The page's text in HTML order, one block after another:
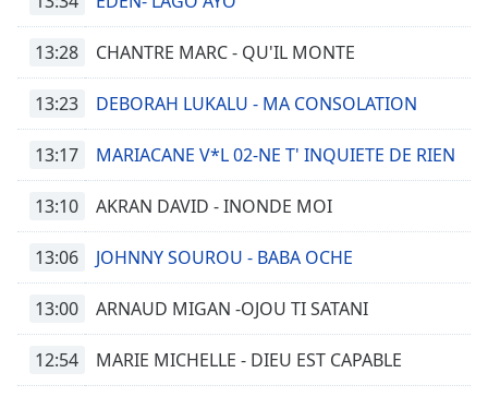
13:28 CHANTRE MARC - QU'IL MONTE
13:23 DEBORAH LUKALU - MA CONSOLATION
13:17 MARIACANE V*L 02-NE T' INQUIETE DE RIEN
13:10 AKRAN DAVID - INONDE MOI
13:06 JOHNNY SOUROU - BABA OCHE
13:00 ARNAUD MIGAN -OJOU TI SATANI
12:54 MARIE MICHELLE - DIEU EST CAPABLE